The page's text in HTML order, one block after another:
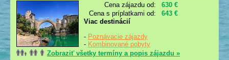
Cena zájazdu od:
630 €
Cena s príplatkami od:
643 €
Viac destinácií
- Poznávacie zájazdy
- Kombinované pobyty
Zobraziť všetky termíny a popis zájazdu »